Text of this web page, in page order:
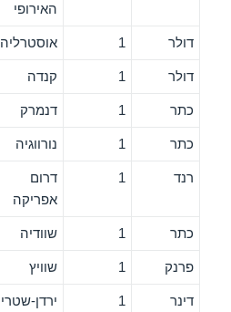
האירופי
דולר 1 אוסטרליה
דולר 1 קנדה
כתר 1 דנמרק
כתר 1 נורווגיה
רנד 1
דרום
אפריקה
כתר 1 שוודיה
פרנק 1 שוויץ
דינר 1
ירדן-שטרי